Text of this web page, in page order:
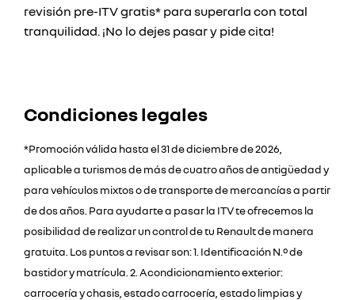
revisión pre-ITV gratis* para superarla con total
tranquilidad. ¡No lo dejes pasar y pide cita!
Condiciones legales
*Promoción válida hasta el 31 de diciembre de 2026,
aplicable a turismos de más de cuatro años de antigüedad y
para vehículos mixtos o de transporte de mercancías a partir
de dos años. Para ayudarte a pasar la ITV te ofrecemos la
posibilidad de realizar un control de tu Renault de manera
gratuita. Los puntos a revisar son: 1. Identificación N.º de
bastidor y matrícula. 2. Acondicionamiento exterior:
carrocería y chasis, estado carrocería, estado limpias y